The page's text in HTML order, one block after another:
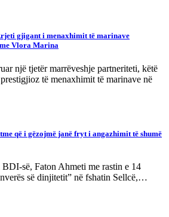
gjigant i menaxhimit të marinave
Vlora Marina
një tjetër marrëveshje partneriteti, këtë
të menaxhimit të marinave në
që i gëzojmë janë fryt i angazhimit të shumë
së, Faton Ahmeti me rastin e 14
së dinjitetit” në fshatin Sellcë,…